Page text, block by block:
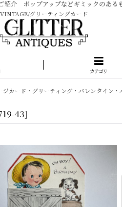
介 ポップアップなどギミックのある
VINTAGE/グリーティングカード
カテゴリ
ジカード・グリーティング・バレンタイン
43]